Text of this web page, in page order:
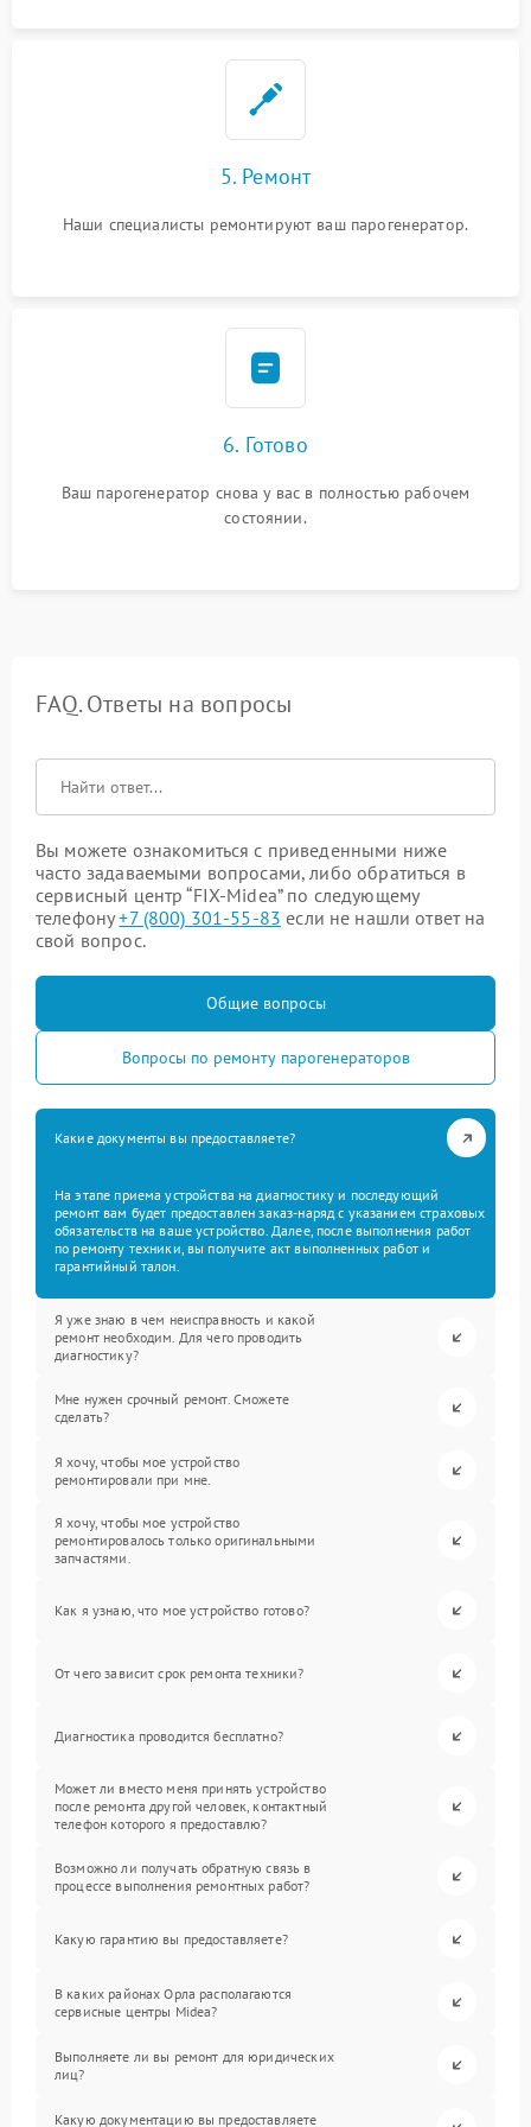
5. Ремонт
Наши специалисты ремонтируют ваш парогенератор.
6. Готово
Ваш парогенератор снова у вас в полностью рабочем
состоянии.
FAQ. Ответы на вопросы
Вы можете ознакомиться с приведенными ниже
часто задаваемыми вопросами, либо обратиться в
сервисный центр “FIX-Midea” по следующему
телефону+7 (800) 301-55-83 если не нашли ответ на
свой вопрос.
Общие вопросы
Вопросы по ремонту парогенераторов
Какие документы вы предоставляете?
На этапе приема устройства на диагностику и последующий
ремонт вам будет предоставлен заказ-наряд с указанием страховых
обязательств на ваше устройство. Далее, после выполнения работ
по ремонту техники, вы получите акт выполненных работ и
гарантийный талон.
Я уже знаю в чем неисправность и какой
ремонт необходим. Для чего проводить
диагностику?
Мне нужен срочный ремонт. Сможете
сделать?
Я хочу, чтобы мое устройство
ремонтировали при мне.
Я хочу, чтобы мое устройство
ремонтировалось только оригинальными
запчастями.
Как я узнаю, что мое устройство готово?
От чего зависит срок ремонта техники?
Диагностика проводится бесплатно?
Может ли вместо меня принять устройство
после ремонта другой человек, контактный
телефон которого я предоставлю?
Возможно ли получать обратную связь в
процессе выполнения ремонтных работ?
Какую гарантию вы предоставляете?
В каких районах Орла располагаются
сервисные центры Midea?
Выполняете ли вы ремонт для юридических
лиц?
Какую документацию вы предоставляете